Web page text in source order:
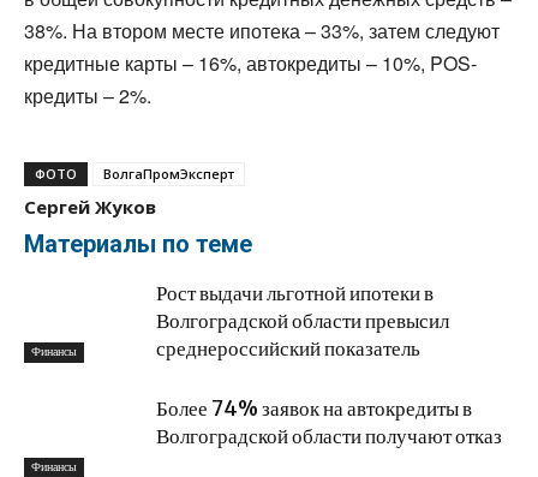
38%. На втором месте ипотека – 33%, затем следуют
кредитные карты – 16%, автокредиты – 10%, POS-
кредиты – 2%.
ФОТО ВолгаПромЭксперт
Сергей Жуков
Материалы по теме
Финансы
Рост выдачи льготной ипотеки в
Волгоградской области превысил
среднероссийский показатель
Финансы
Более 74% заявок на автокредиты в
Волгоградской области получают отказ